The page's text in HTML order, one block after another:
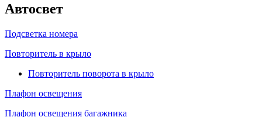
Автосвет
Подсветка номера
Повторитель в крыло
Повторитель поворота в крыло
Плафон освещения
Плафон освещения багажника